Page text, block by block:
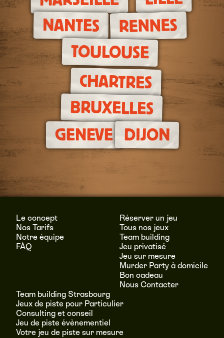
NANTES RENNES
TOULOUSE
CHARTRES
BRUXELLES
GENEVE DIJON
Le concept
Nos Tarifs
Notre équipe
FÀQ
Réserver un jeu
Tous nos jeux
Team building
Jeu privatisé
Jeu sur mesure
Murder Party à domicile
Bon cadeau
Nous Contacter
Team building Strasbourg
Jeux de piste pour Particulier
Consulting et conseil
Jeu de piste évènementiel
Votre jeu de piste sur mesure